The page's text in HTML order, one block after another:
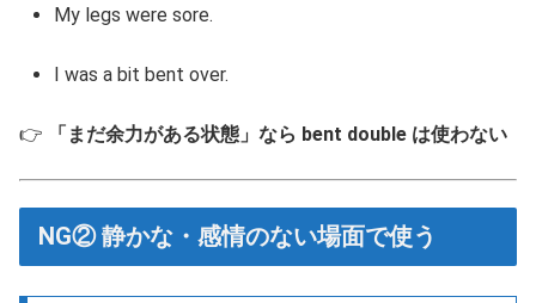
My legs were sore.
I was a bit bent over.
👉 「まだ余力がある状態」なら bent double は使わない
NG② 静かな・感情のない場面で使う